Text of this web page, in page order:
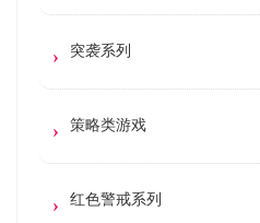
突袭系列
策略类游戏
红色警戒系列